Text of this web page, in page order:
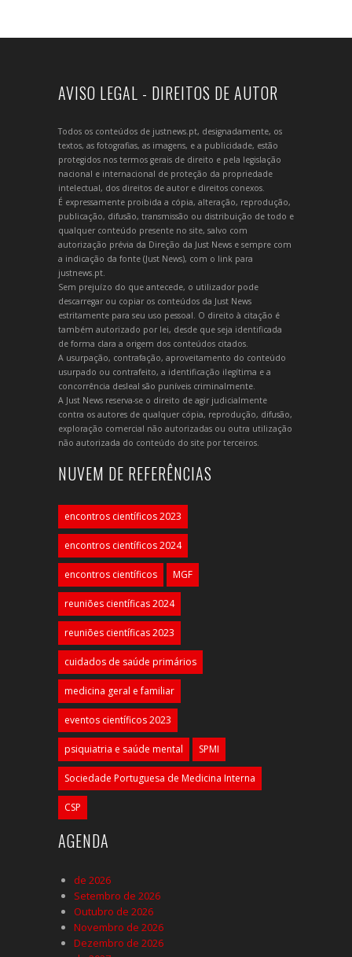
AVISO LEGAL - DIREITOS DE AUTOR
Todos os conteúdos de justnews.pt, designadamente, os
textos, as fotografias, as imagens, e a publicidade, estão
protegidos nos termos gerais de direito e pela legislação
nacional e internacional de proteção da propriedade
intelectual, dos direitos de autor e direitos conexos.
É expressamente proibida a cópia, alteração, reprodução,
publicação, difusão, transmissão ou distribuição de todo e
qualquer conteúdo presente no site, salvo com
autorização prévia da Direção da Just News e sempre com
a indicação da fonte (Just News), com o link para
justnews.pt.
Sem prejuízo do que antecede, o utilizador pode
descarregar ou copiar os conteúdos da Just News
estritamente para seu uso pessoal. O direito à citação é
também autorizado por lei, desde que seja identificada
de forma clara a origem dos conteúdos citados.
A usurpação, contrafação, aproveitamento do conteúdo
usurpado ou contrafeito, a identificação ilegítima e a
concorrência desleal são puníveis criminalmente.
A Just News reserva-se o direito de agir judicialmente
contra os autores de qualquer cópia, reprodução, difusão,
exploração comercial não autorizadas ou outra utilização
não autorizada do conteúdo do site por terceiros.
NUVEM DE REFERÊNCIAS
encontros científicos 2023
encontros científicos 2024
encontros científicos MGF
reuniões científicas 2024
reuniões científicas 2023
cuidados de saúde primários
medicina geral e familiar
eventos científicos 2023
psiquiatria e saúde mental SPMI
Sociedade Portuguesa de Medicina Interna
CSP
AGENDA
de 2026
Setembro de 2026
Outubro de 2026
Novembro de 2026
Dezembro de 2026